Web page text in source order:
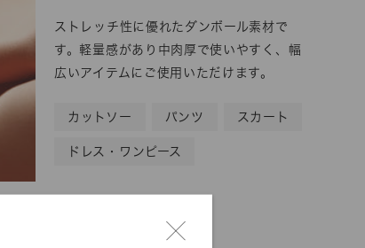
ストレッチ性に優れたダンボール素材で
す。軽量感があり中肉厚で使いやすく、幅
広いアイテムにご使用いただけます。
カットソー パンツ スカート
ドレス・ワンピース